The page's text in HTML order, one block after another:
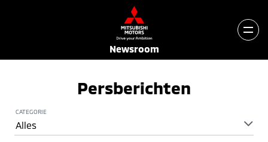
Newsroom
Persberichten
CATEGORIE